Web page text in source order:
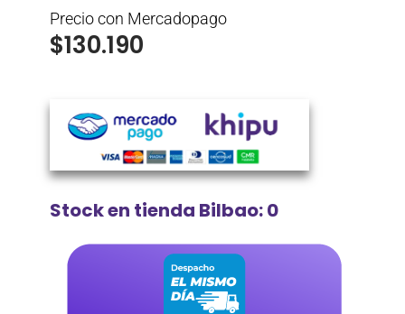
Precio con Mercadopago
$130.190
Stock en tienda Bilbao: 0